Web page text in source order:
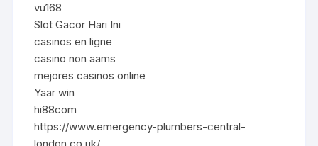
vu168
Slot Gacor Hari Ini
casinos en ligne
casino non aams
mejores casinos online
Yaar win
hi88com
https://www.emergency-plumbers-central-